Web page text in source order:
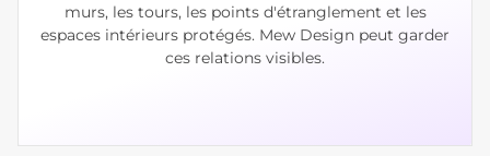
murs, les tours, les points d'étranglement et les
espaces intérieurs protégés. Mew Design peut garder
ces relations visibles.